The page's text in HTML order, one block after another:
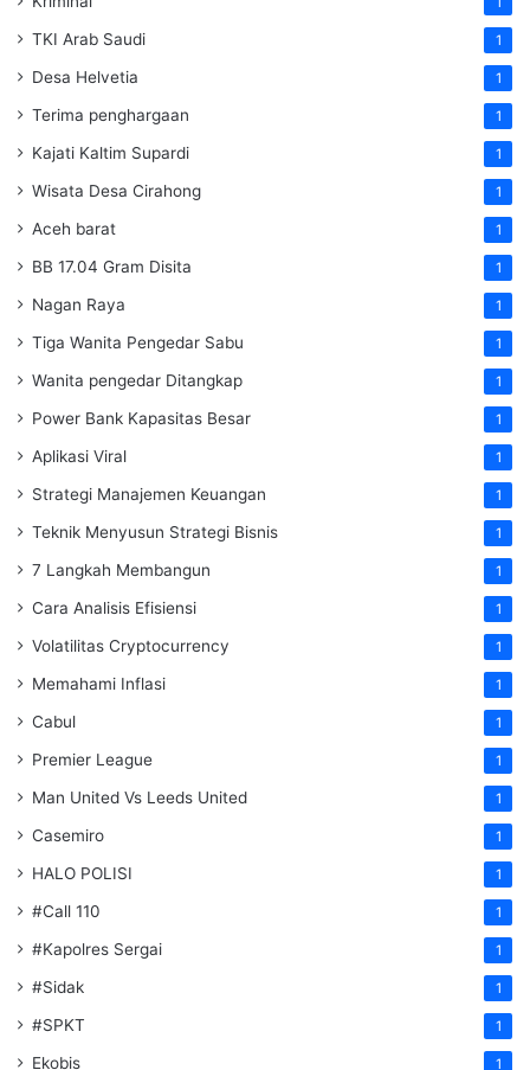
TKI Arab Saudi 1
Desa Helvetia 1
Terima penghargaan 1
Kajati Kaltim Supardi 1
Wisata Desa Cirahong 1
Aceh barat 1
BB 17.04 Gram Disita 1
Nagan Raya 1
Tiga Wanita Pengedar Sabu 1
Wanita pengedar Ditangkap 1
Power Bank Kapasitas Besar 1
Aplikasi Viral 1
Strategi Manajemen Keuangan 1
Teknik Menyusun Strategi Bisnis 1
7 Langkah Membangun 1
Cara Analisis Efisiensi 1
Volatilitas Cryptocurrency 1
Memahami Inflasi 1
Cabul 1
Premier League 1
Man United Vs Leeds United 1
Casemiro 1
HALO POLISI 1
#Call 110 1
#Kapolres Sergai 1
#Sidak 1
#SPKT 1
Ekobis 1